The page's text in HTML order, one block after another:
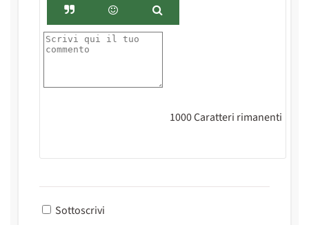
1000Caratteri rimanenti
Sottoscrivi